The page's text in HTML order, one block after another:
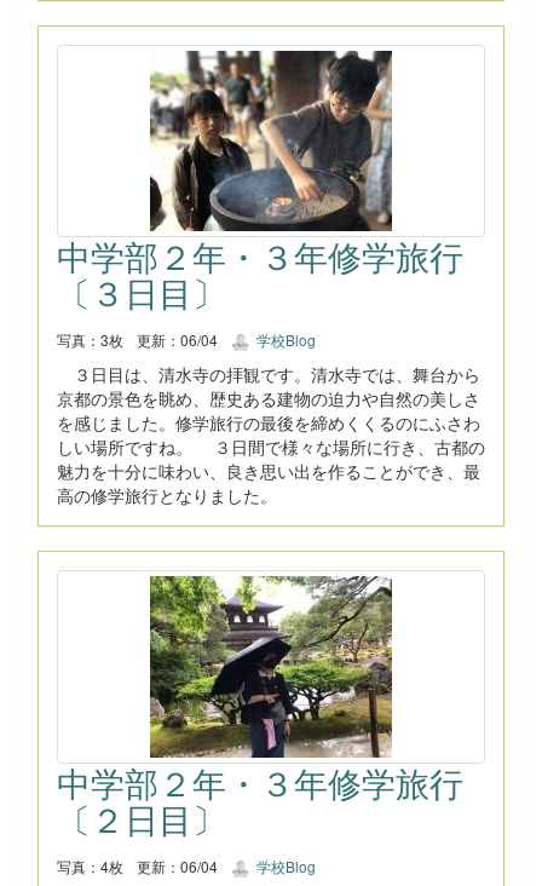
中学部２年・３年修学旅行
〔３日目〕
写真：3枚 更新：06/04 学校Blog
３日目は、清水寺の拝観です。清水寺では、舞台から
京都の景色を眺め、歴史ある建物の迫力や自然の美しさ
を感じました。修学旅行の最後を締めくくるのにふさわ
しい場所ですね。 ３日間で様々な場所に行き、古都の
魅力を十分に味わい、良き思い出を作ることができ、最
高の修学旅行となりました。
中学部２年・３年修学旅行
〔２日目〕
写真：4枚 更新：06/04 学校Blog